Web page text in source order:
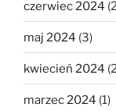
czerwiec 2024
maj 2024 (3)
kwiecień 2024
marzec 2024 (1)